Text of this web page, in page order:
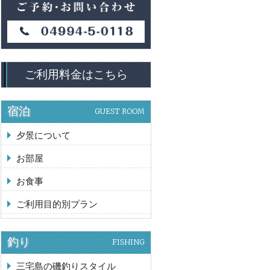
ご利用料金はこちら
宿泊 GUEST ROOM
夕景について
お部屋
お食事
ご利用目的別プラン
釣り FISHING
三宅島の磯釣りスタイル